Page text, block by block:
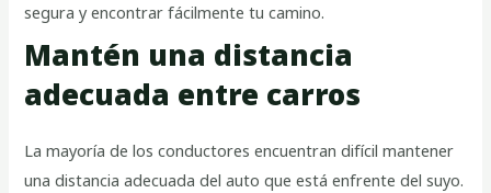
segura y encontrar fácilmente tu camino.
Mantén una distancia
adecuada entre carros
La mayoría de los conductores encuentran difícil mantener
una distancia adecuada del auto que está enfrente del suyo.